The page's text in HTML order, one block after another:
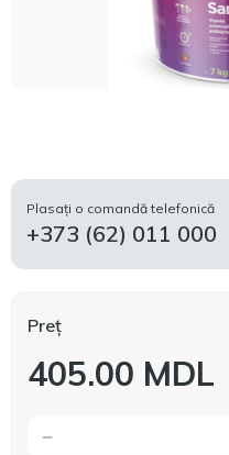
Plasați o comandă telefonică
+373 (62) 011 000
Preț
405.00 MDL